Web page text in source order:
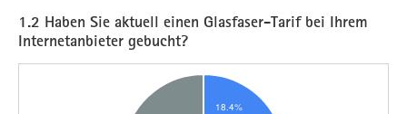
1.2 Haben Sie aktuell einen Glasfaser-Tarif bei Ihrem
Internetanbieter gebucht?